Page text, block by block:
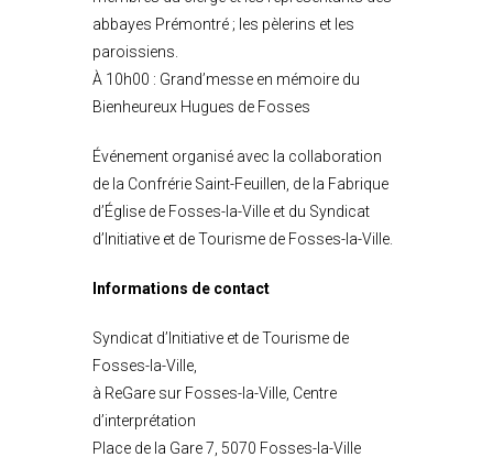
abbayes Prémontré ; les pèlerins et les
paroissiens.
À 10h00 : Grand’messe en mémoire du
Bienheureux Hugues de Fosses
Événement organisé avec la collaboration
de la Confrérie Saint-Feuillen, de la Fabrique
d’Église de Fosses-la-Ville et du Syndicat
d’Initiative et de Tourisme de Fosses-la-Ville.
Informations de contact
Syndicat d’Initiative et de Tourisme de
Fosses-la-Ville,
à ReGare sur Fosses-la-Ville, Centre
d’interprétation
Place de la Gare 7, 5070 Fosses-la-Ville